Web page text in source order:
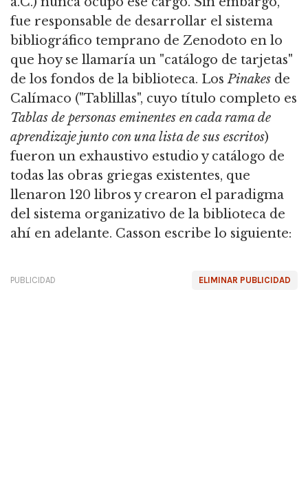
fue responsable de desarrollar el sistema
bibliográfico temprano de Zenodoto en lo
que hoy se llamaría un "catálogo de tarjetas"
de los fondos de la biblioteca. LosPinakes de
Calímaco ("Tablillas", cuyo título completo es
Tablas de personas eminentes en cada rama de
aprendizaje junto con una lista de sus escritos)
fueron un exhaustivo estudio y catálogo de
todas las obras griegas existentes, que
llenaron 120 libros y crearon el paradigma
del sistema organizativo de la biblioteca de
ahí en adelante. Casson escribe lo siguiente:
ELIMINAR PUBLICIDAD
PUBLICIDAD